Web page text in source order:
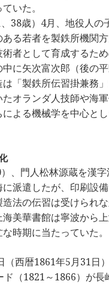
いた。
38歳）4月、地役人の
る若者を製鉄所機関
者として育成するた
に矢次富次郎（後の
「製鉄所伝習掛兼務
オランダ人技師や海
よる機械学を中心と
、門人松林源蔵を漢
派遣したが、印刷設
法の伝習は受けられ
美華書館は寧波から
時期に当たっていた。
（西暦1861年5月31日
ド（1821～1866）が長